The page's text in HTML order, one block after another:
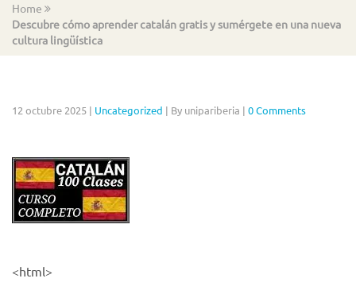
Home
Descubre cómo aprender catalán gratis y sumérgete en una nueva
cultura lingüística
12 octubre 2025 | Uncategorized | By unipariberia | 0 Comments
<html>